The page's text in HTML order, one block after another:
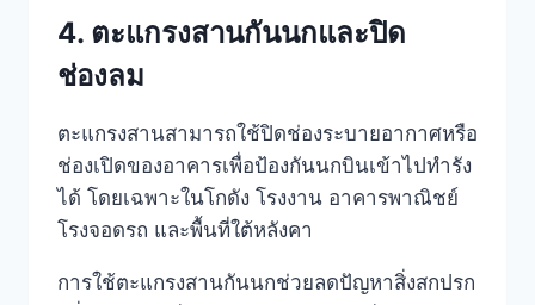
4. ตะแกรงสานกันนกและปิด
ช่องลม
ตะแกรงสานสามารถใช้ปิดช่องระบายอากาศหรือ
ช่องเปิดของอาคารเพื่อป้องกันนกบินเข้าไปทำรัง
ได้ โดยเฉพาะในโกดัง โรงงาน อาคารพาณิชย์
โรงจอดรถ และพื้นที่ใต้หลังคา
การใช้ตะแกรงสานกันนกช่วยลดปัญหาสิ่งสกปรก